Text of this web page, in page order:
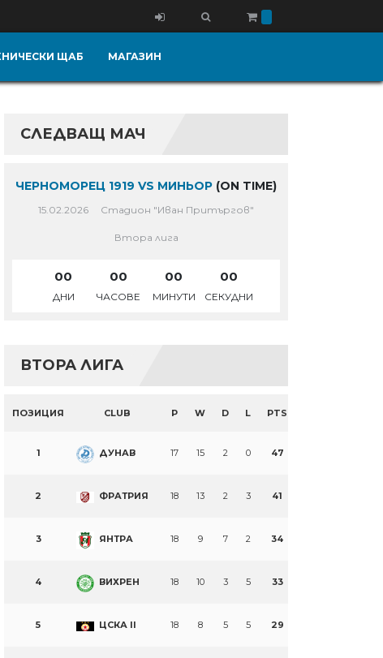
ЩАБ МАГАЗИН
СЛЕДВАЩ МАЧ
ЧЕРНОМОРЕЦ 1919 VS МИНЬОР (ON TIME)
15.02.2026 Стадион "Иван Притъргов"
Втора лига
00
ДНИ
00
ЧАСОВЕ
00
МИНУТИ
00
СЕКУДНИ
ВТОРА ЛИГА
ПОЗИЦИЯ CLUB P W D L PTS
1 ДУНАВ 17 15 2 0 47
2 ФРАТРИЯ 18 13 2 3 41
3 ЯНТРА 18 9 7 2 34
4 ВИХРЕН 18 10 3 5 33
5 ЦСКА II 18 8 5 5 29